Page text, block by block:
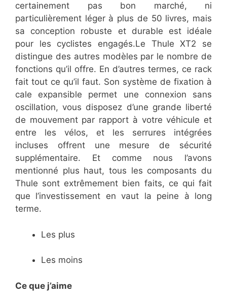
certainement pas bon marché, ni
particulièrement léger à plus de 50 livres, mais
sa conception robuste et durable est idéale
pour les cyclistes engagés.Le Thule XT2 se
distingue des autres modèles par le nombre de
fonctions qu’il offre. En d’autres termes, ce rack
fait tout ce qu’il faut. Son système de fixation à
cale expansible permet une connexion sans
oscillation, vous disposez d’une grande liberté
de mouvement par rapport à votre véhicule et
entre les vélos, et les serrures intégrées
incluses offrent une mesure de sécurité
supplémentaire. Et comme nous l’avons
mentionné plus haut, tous les composants du
Thule sont extrêmement bien faits, ce qui fait
que l’investissement en vaut la peine à long
terme.
Les plus
Les moins
Ce que j’aime